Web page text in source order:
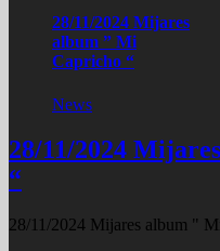
28/11/2024 Mijares
album ” Mi
Capricho “
News
28/11/2024
“
28/11/2024 Mijares album "